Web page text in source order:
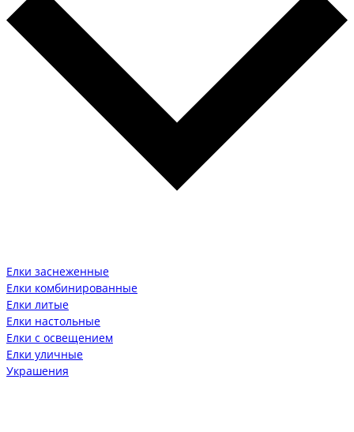
Елки заснеженные
Елки комбинированные
Елки литые
Елки настольные
Елки с освещением
Елки уличные
Украшения